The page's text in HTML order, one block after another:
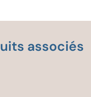
associés